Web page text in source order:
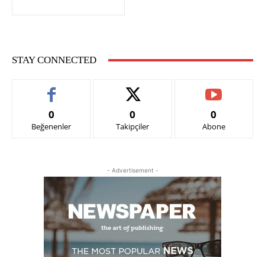
STAY CONNECTED
0
Beğenenler
0
Takipçiler
0
Abone
- Advertisement -